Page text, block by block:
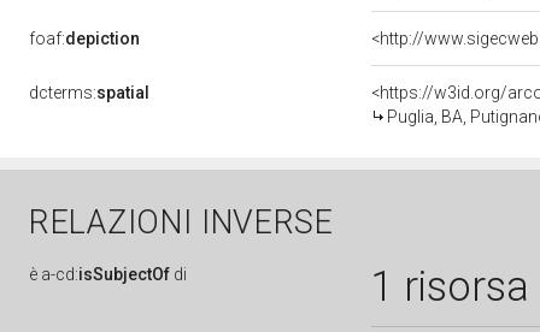
foaf:depiction <http://
dcterms:spatial
<https://w3id.org/
Puglia, BA,
RELAZIONI INVERSE
è a-cd:isSubjectOf di 1 risorsa